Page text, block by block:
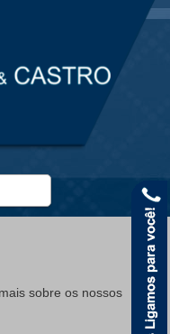
sobre os nossos